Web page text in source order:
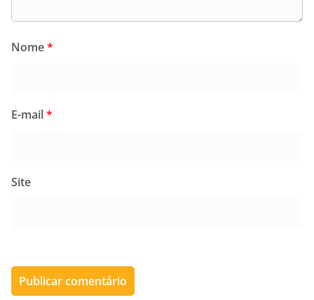
Nome*
E-mail*
Site